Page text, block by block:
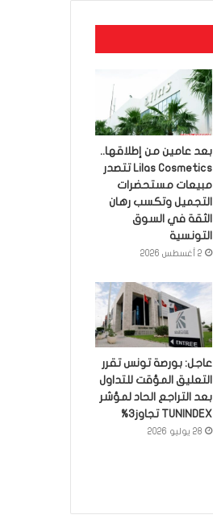
بعد عامين من إطلاقها..
Lilas Cosmetics تتصدر
مبيعات مستحضرات
التجميل وتكسب رهان
الثقة في السوق
التونسية
2 أغسطس 2026
عاجل: بورصة تونس تقرر
التعليق المؤقت للتداول
بعد التراجع الحاد لمؤشر
TUNINDEX تجاوز3%
28 يوليو 2026